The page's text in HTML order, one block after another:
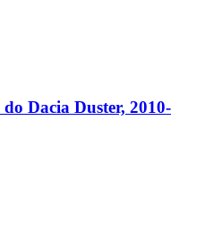
Dacia Duster, 2010-